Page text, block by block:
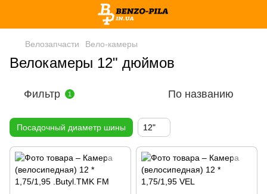
Велозапчасти Вело-камеры
Велокамеры 12" дюймов
Фильтр 1 По названию
Посадочный диаметр шины 12"